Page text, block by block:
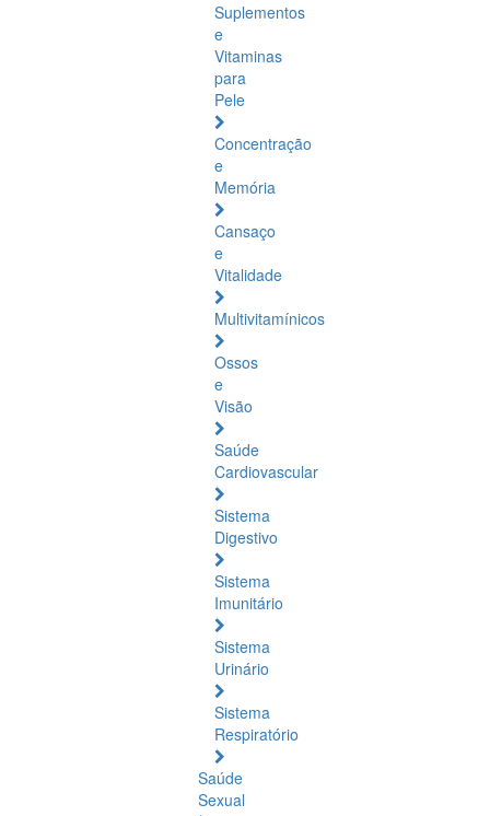
Suplementos
e
Vitaminas
para
Pele
Concentração
e
Memória
Cansaço
e
Vitalidade
Multivitamínicos
Ossos
e
Visão
Saúde
Cardiovascular
Sistema
Digestivo
Sistema
Imunitário
Sistema
Urinário
Sistema
Respiratório
Saúde
Sexual